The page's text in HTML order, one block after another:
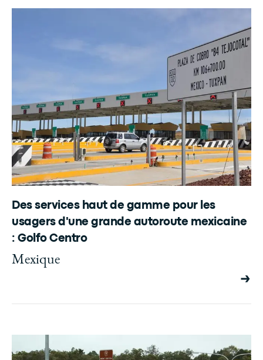
Des services haut de gamme pour les
usagers d'une grande autoroute mexicaine
: Golfo Centro
Mexique